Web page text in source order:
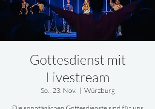
Gottesdienst mit
Livestream
So., 23. Nov.
  |
Würzburg